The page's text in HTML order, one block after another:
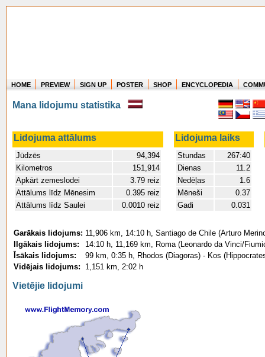
Where in the world have you flown?
How long have you been in the air?
Create your own FlightMemory and see!
HOME PREVIEW SIGN UP POSTER SHOP ENCYCLOPEDIA
Mana lidojumu statistika
Lidojuma attālums Lidojuma laiks
Jūdzēs
94,394
Kilometros
151,914
Apkārt zemeslodei
3.79 reiz
Attālums līdz Mēnesim
0.395 reiz
Attālums līdz Saulei
0.0010 reiz
Stundas
267:40
Dienas
11.2
Nedēļas
1.6
Mēneši
0.37
Gadi
0.031
Garākais lidojums: 11,906 km, 14:10 h, Santiago de Chile (Arturo
Ilgākais lidojums:
14:10 h, 11,169 km, Roma (Leonardo da Vinci/
Īsākais lidojums:
99 km, 0:35 h, Rhodos (Diagoras) - Kos
Vidējais lidojums:
1,151 km, 2:02 h
Vietējie lidojumi